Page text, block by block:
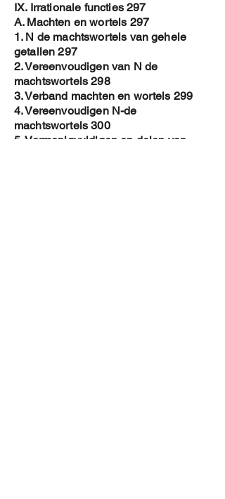
IX. Irrationale functies 297
A. Machten en wortels 297
1. N de machtswortels van gehele
getallen 297
2. Vereenvoudigen van N de
machtswortels 298
3. Verband machten en wortels 299
4. Vereenvoudigen N-de
machtswortels 300
5. Vermenigvuldigen en delen van